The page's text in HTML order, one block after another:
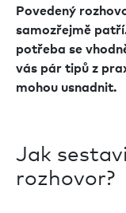
Povedený
samozřejmě
potřeba se
vás pár tipů z
mohou usnadnit.
Jak
rozhovor?